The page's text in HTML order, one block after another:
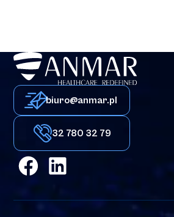
Bezpieczna linia naczyniowa
Kolec przelewowy
biuro@anmar.pl
32 780 32 79